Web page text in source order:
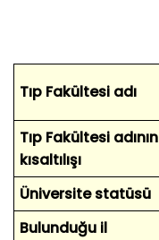
Tıp Fakültesi adı
Tıp Fakültesi adının
kısaltılışı
Üniversite statüsü
Bulunduğu il